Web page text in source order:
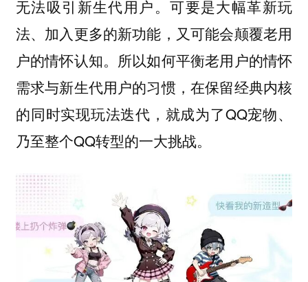
无法吸引新生代用户。可要是大幅革新玩
法、加入更多的新功能，又可能会颠覆老用
户的情怀认知。所以如何平衡老用户的情怀
需求与新生代用户的习惯，在保留经典内核
的同时实现玩法迭代，就成为了QQ宠物、
乃至整个QQ转型的一大挑战。